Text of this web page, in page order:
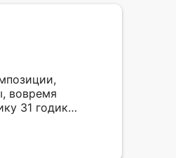
вовремя
31 годик
своего
шарики это самое